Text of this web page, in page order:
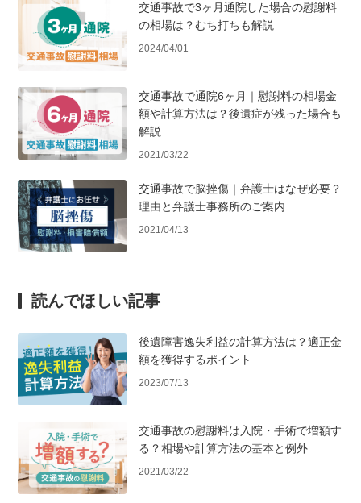
交通事故で3ヶ月通院した場合の慰謝料
の相場は？むち打ちも解説
2024/04/01
交通事故で通院6ヶ月｜慰謝料の相場金
額や計算方法は？後遺症が残った場合も
解説
2021/03/22
交通事故で脳挫傷｜弁護士はなぜ必要？
理由と弁護士事務所のご案内
2021/04/13
読んでほしい記事
後遺障害逸失利益の計算方法は？適正金
額を獲得するポイント
2023/07/13
交通事故の慰謝料は入院・手術で増額す
る？相場や計算方法の基本と例外
2021/03/22